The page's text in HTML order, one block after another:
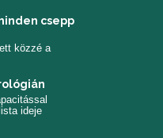
csepp
közzé a
ideje